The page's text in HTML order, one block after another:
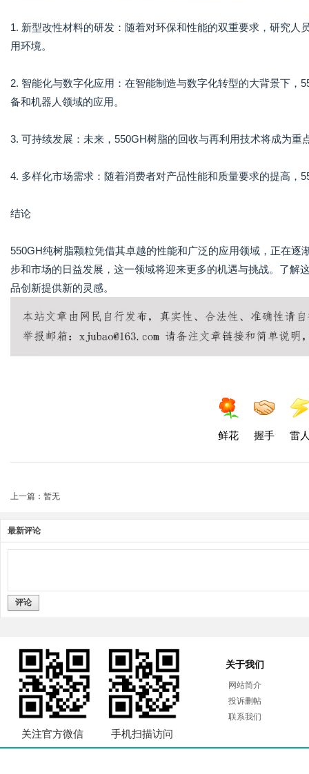
1. 新型改性材料的研发：随着对环保和性能的双重要求，研究
用环境。
2. 智能化与数字化应用：在智能制造与数字化转型的大背景下
备和机器人领域的应用。
3. 可持续发展：未来，550GH树脂的回收与再利用技术将成为
4. 多样化市场需求：随着消费者对产品性能和质量要求的提高，
结论
550GH纯树脂颗粒凭借其卓越的性能和广泛的应用领域，正在
步和市场的日益发展，这一领域将迎来更多的机遇与挑战。了
品创新提供新的灵感。
鲜花 握手 雷
上一篇：暂无
最新评论
评论
关注官方微信 手机扫描访问
关于我们
网站简介
投诉删帖
联系我们